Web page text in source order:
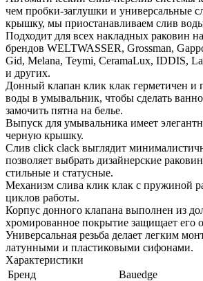
чем пробки-заглушки и универсальные
крышку, мы приостанавливаем слив
Подходит для всех накладных раковин
брендов WELTWASSER, Grossman,
Gid, Melana, Teymi, CeramaLux, IDDIS,
и других.
Донный клапан клик клак герметичен и
воды в умывальник, чтобы сделать
замочить пятна на белье.
Выпуск для умывальника имеет
черную крышку.
Слив click clack выглядит
позволяет выбрать дизайнерские
стильные и статусные.
Механизм слива клик клак с пружиной
циклов работы.
Корпус донного клапана выполнен из
хромированное покрытие защищает его
Универсальная резьба делает легким
латунными и пластиковыми сифонами.
Характеристики
Бренд
Bauedge